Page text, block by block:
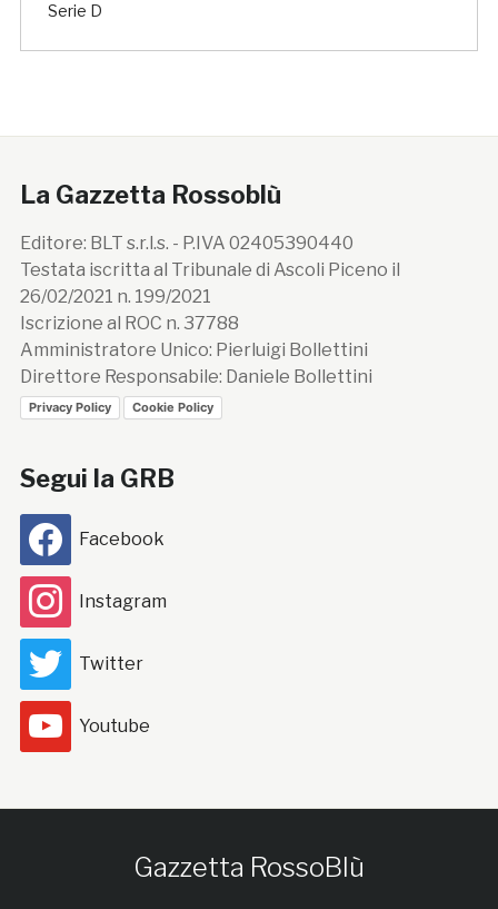
Serie D
La Gazzetta Rossoblù
Editore: BLT s.r.l.s. - P.IVA 02405390440
Testata iscritta al Tribunale di Ascoli Piceno il
26/02/2021 n. 199/2021
Iscrizione al ROC n. 37788
Amministratore Unico: Pierluigi Bollettini
Direttore Responsabile: Daniele Bollettini
Privacy Policy Cookie Policy
Segui la GRB
Facebook
Instagram
Twitter
Youtube
Gazzetta RossoBlù